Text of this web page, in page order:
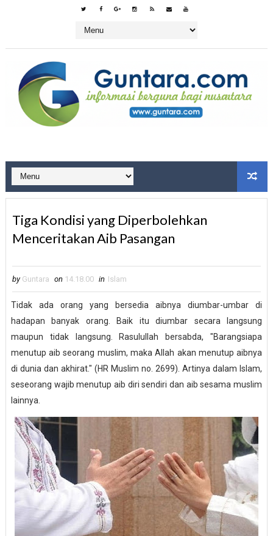
Tiga Kondisi yang Diperbolehkan
Menceritakan Aib Pasangan
by Guntara on 14.18.00 in Islam
Tidak ada orang yang bersedia aibnya diumbar-umbar di
hadapan banyak orang. Baik itu diumbar secara langsung
maupun tidak langsung. Rasulullah bersabda, "Barangsiapa
menutup aib seorang muslim, maka Allah akan menutup aibnya
di dunia dan akhirat." (HR Muslim no. 2699). Artinya dalam Islam,
seseorang wajib menutup aib diri sendiri dan aib sesama muslim
lainnya.